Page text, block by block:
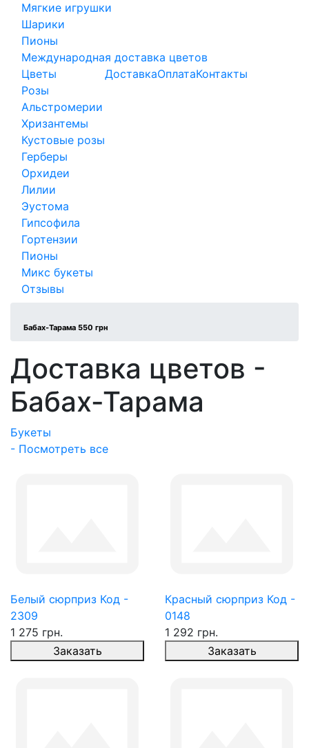
Мягкие игрушки
Шарики
Пионы
Международная доставка цветов
Цветы
Розы
Альстромерии
Хризантемы
Кустовые розы
Герберы
Орхидеи
Лилии
Эустома
Гипсофила
Гортензии
Пионы
Микс букеты
ДоставкаОплатаКонтакты
Отзывы
Бабах-Тарама 550 грн
Доставка цветов -
Бабах-Тарама
Букеты
- Посмотреть все
Белый сюрприз Код -
2309
1 275 грн.
Заказать
Красный сюрприз Код -
0148
1 292 грн.
Заказать